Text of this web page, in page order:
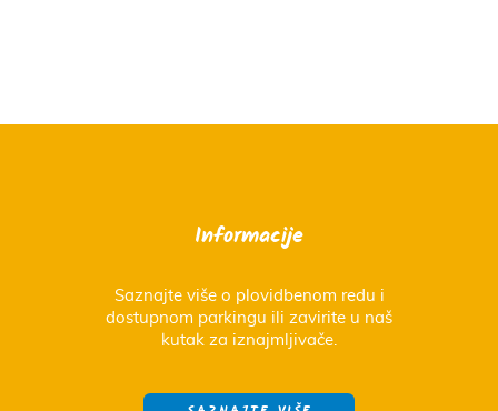
Informacije
Saznajte više o plovidbenom redu i
dostupnom parkingu ili zavirite u naš
kutak za iznajmljivače.